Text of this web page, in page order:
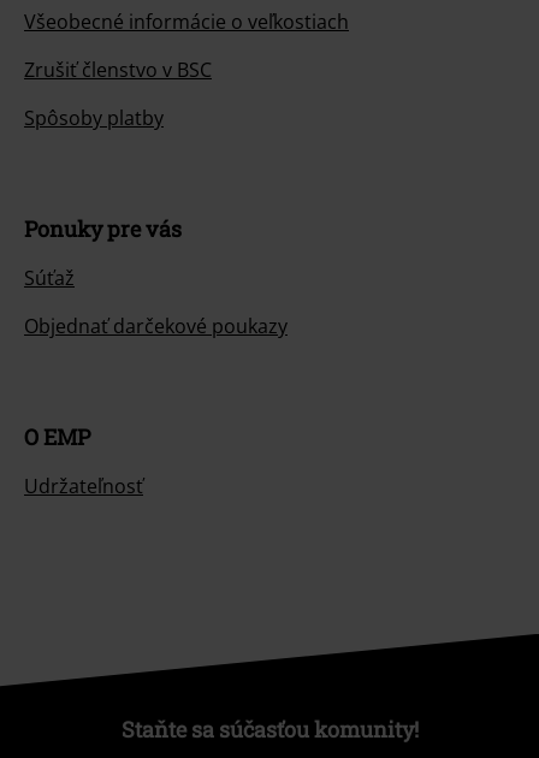
Všeobecné informácie o veľkostiach
Zrušiť členstvo v BSC
Spôsoby platby
Ponuky pre vás
Súťaž
Objednať darčekové poukazy
O EMP
Udržateľnosť
Staňte sa súčasťou komunity!